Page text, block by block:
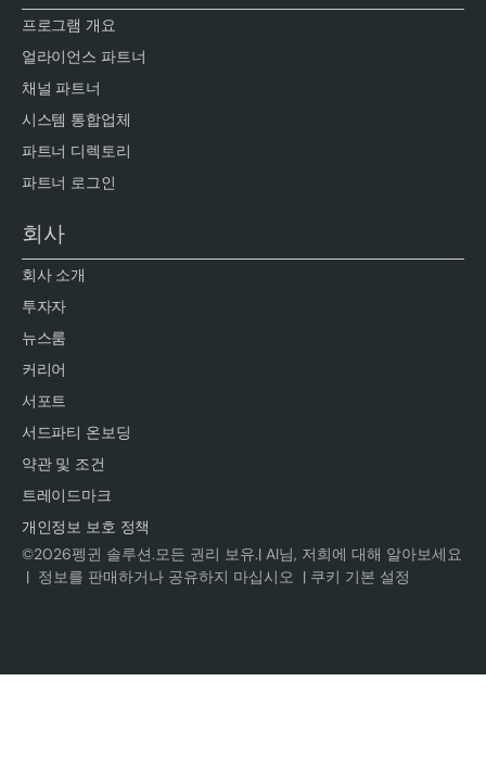
프로그램 개요
얼라이언스 파트너
채널 파트너
시스템 통합업체
파트너 디렉토리
파트너 로그인
회사
회사 소개
투자자
뉴스룸
커리어
서포트
서드파티 온보딩
약관 및 조건
트레이드마크
개인정보 보호 정책
©2026펭귄 솔루션.모든 권리 보유.|AI님, 저희에 대해 알아보세요
| 정보를 판매하거나 공유하지 마십시오 | 쿠키 기본 설정